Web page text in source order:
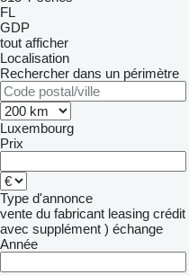
FL
GDP
tout afficher
Localisation
Rechercher dans un périmètre
Luxembourg
Prix
Type d'annonce
vente du fabricant leasing crédit
avec supplément ) échange
Année